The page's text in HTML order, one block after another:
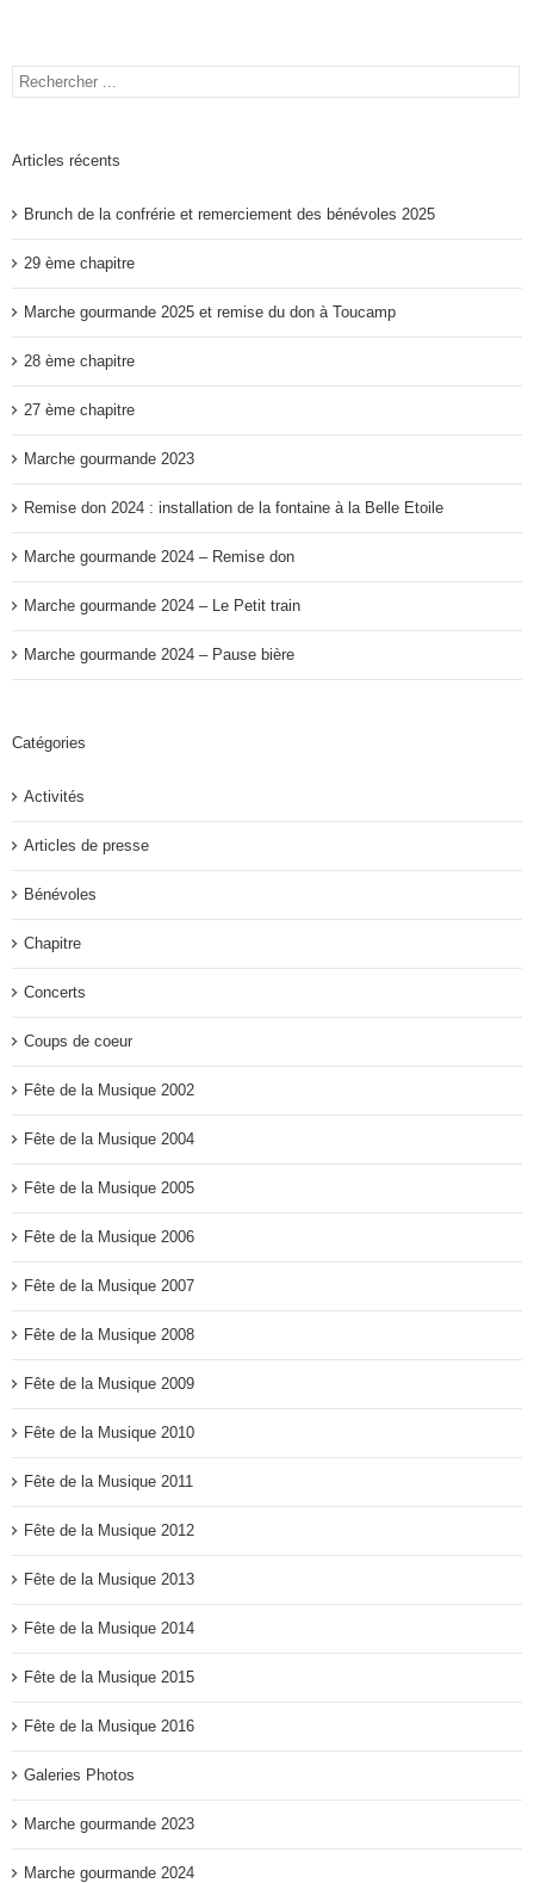
Articles récents
Brunch de la confrérie et remerciement des bénévoles 2025
29 ème chapitre
Marche gourmande 2025 et remise du don à Toucamp
28 ème chapitre
27 ème chapitre
Marche gourmande 2023
Remise don 2024 : installation de la fontaine à la Belle Etoile
Marche gourmande 2024 – Remise don
Marche gourmande 2024 – Le Petit train
Marche gourmande 2024 – Pause bière
Catégories
Activités
Articles de presse
Bénévoles
Chapitre
Concerts
Coups de coeur
Fête de la Musique 2002
Fête de la Musique 2004
Fête de la Musique 2005
Fête de la Musique 2006
Fête de la Musique 2007
Fête de la Musique 2008
Fête de la Musique 2009
Fête de la Musique 2010
Fête de la Musique 2011
Fête de la Musique 2012
Fête de la Musique 2013
Fête de la Musique 2014
Fête de la Musique 2015
Fête de la Musique 2016
Galeries Photos
Marche gourmande 2023
Marche gourmande 2024